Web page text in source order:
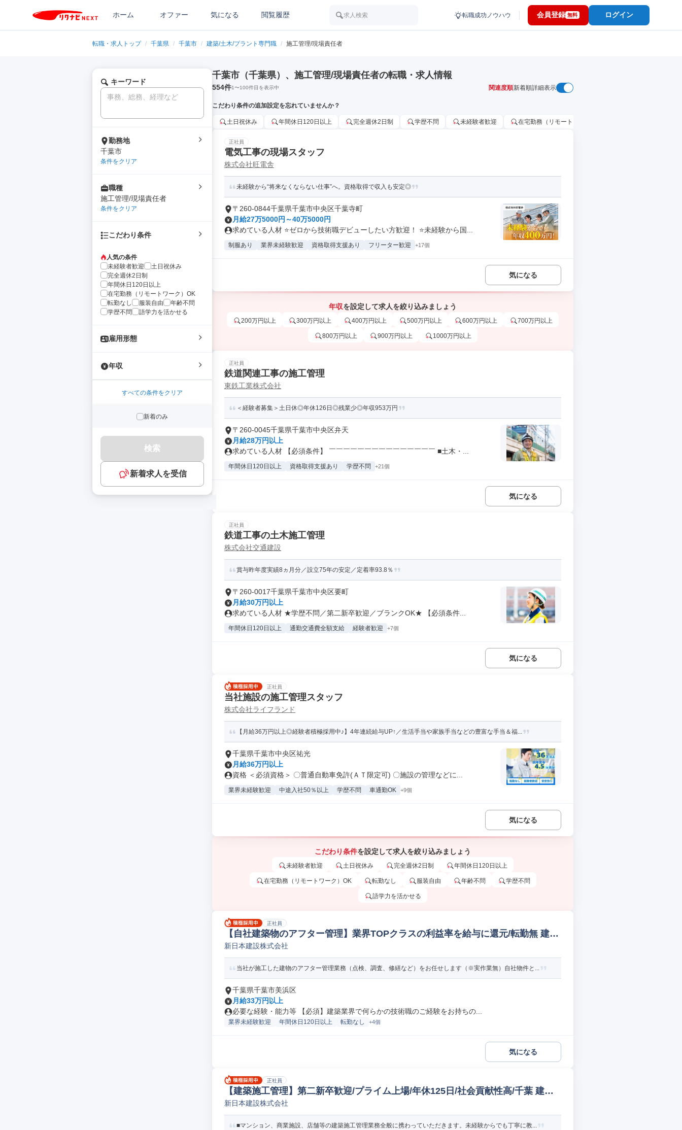
ホーム オファー 気になる 閲覧履歴 求人検索 転職成功ノウハウ 会員登録 無料 ログイン
転職・求人トップ / 千葉県 / 千葉市 / 建築/土木/プラント専門職 / 施工管理/現場責任者
キーワード
勤務地
千葉市
条件をクリア
職種
施工管理/現場責任者
条件をクリア
こだわり条件
人気の条件
未経験者歓迎
土日祝休み
完全週休2日制
年間休日120日以上
在宅勤務（リモートワーク）OK
転勤なし
服装自由
年齢不問
学歴不問
語学力を活かせる
雇用形態
年収
すべての条件をクリア
新着のみ
検索
新着求人を受信
千葉市（千葉県）、施工管理/現場責任者の転職・求人情報
554件1〜100件目を表示中 関連度順新着順詳細表示
こだわり条件の追加設定を忘れていませんか？
土日祝休み 年間休日120日以上 完全週休2日制 学歴不問 未経験者歓迎 在宅勤務（リモートワーク）OK
正社員
電気工事の現場スタッフ
株式会社旺電舎
未経験から“将来なくならない仕事”へ。資格取得で収入も安定◎
〒260-0844千葉県千葉市中央区千葉寺町
月給27万5000円～40万5000円
求めている人材 ⭐ゼロから技術職デビューしたい方歓迎！ ⭐未経験から国...
制服あり 業界未経験歓迎 資格取得支援あり フリーター歓迎 +17個
気になる
年収を設定して求人を絞り込みましょう
200万円以上 300万円以上 400万円以上 500万円以上 600万円以上 700万円以上
800万円以上 900万円以上 1000万円以上
正社員
鉄道関連工事の施工管理
東鉄工業株式会社
＜経験者募集＞土日休◎年休126日◎残業少◎年収953万円
〒260-0045千葉県千葉市中央区弁天
月給28万円以上
求めている人材 【必須条件】 ￣￣￣￣￣￣￣￣￣￣￣￣￣￣￣ ■土木・...
年間休日120日以上 資格取得支援あり 学歴不問 +21個
気になる
正社員
鉄道工事の土木施工管理
株式会社交通建設
賞与昨年度実績8ヵ月分／設立75年の安定／定着率93.8％
〒260-0017千葉県千葉市中央区要町
月給30万円以上
求めている人材 ★学歴不問／第二新卒歓迎／ブランクOK★ 【必須条件...
年間休日120日以上 通勤交通費全額支給 経験者歓迎 +7個
気になる
正社員
当社施設の施工管理スタッフ
株式会社ライフランド
【月給36万円以上◎経験者積極採用中♪】4年連続給与UP↑／生活手当や家族手当などの豊富な手当＆福...
千葉県千葉市中央区祐光
月給36万円以上
資格 ＜必須資格＞ 〇普通自動車免許(ＡＴ限定可) 〇施設の管理などに...
業界未経験歓迎 中途入社50％以上 学歴不問 車通勤OK +9個
気になる
こだわり条件を設定して求人を絞り込みましょう
未経験者歓迎 土日祝休み 完全週休2日制 年間休日120日以上
在宅勤務（リモートワーク）OK 転勤なし 服装自由 年齢不問 学歴不問
語学力を活かせる
正社員
【自社建築物のアフター管理】業界TOPクラスの利益率を給与に還元/転勤無 建築
アフターサービス/フィールドエンジニア
新日本建設株式会社
当社が施工した建物のアフター管理業務（点検、調査、修繕など）をお任せします（※実作業無）自社物件と...
千葉県千葉市美浜区
月給33万円以上
必要な経験・能力等 【必須】建築業界で何らかの技術職のご経験をお持ちの...
業界未経験歓迎 年間休日120日以上 転勤なし +4個
気になる
正社員
【建築施工管理】第二新卒歓迎/プライム上場/年休125日/社会貢献性高/千葉 建築
施工管理
新日本建設株式会社
■マンション、商業施設、店舗等の建築施工管理業務全般に携わっていただきます。未経験からでも丁寧に教...